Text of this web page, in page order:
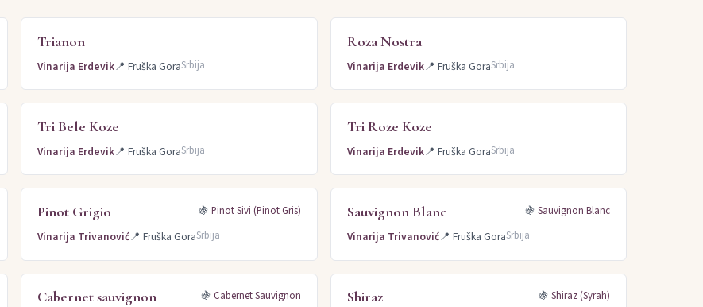
Trianon
Vinarija Erdevik📍Fruška GoraSrbija
Roza Nostra
Vinarija Erdevik📍 Fruška GoraSrbija
Tri Bele Koze
Vinarija Erdevik📍Fruška GoraSrbija
Tri Roze Koze
Vinarija Erdevik📍 Fruška GoraSrbija
Pinot Grigio 🍇 Pinot Sivi (Pinot Gris)
Vinarija Trivanović📍Fruška GoraSrbija
Sauvignon Blanc 🍇 Sauvignon Blanc
Vinarija Trivanović📍 Fruška GoraSrbija
Cabernet sauvignon 🍇 Cabernet Sauvignon Shiraz 🍇 Shiraz (Syrah)